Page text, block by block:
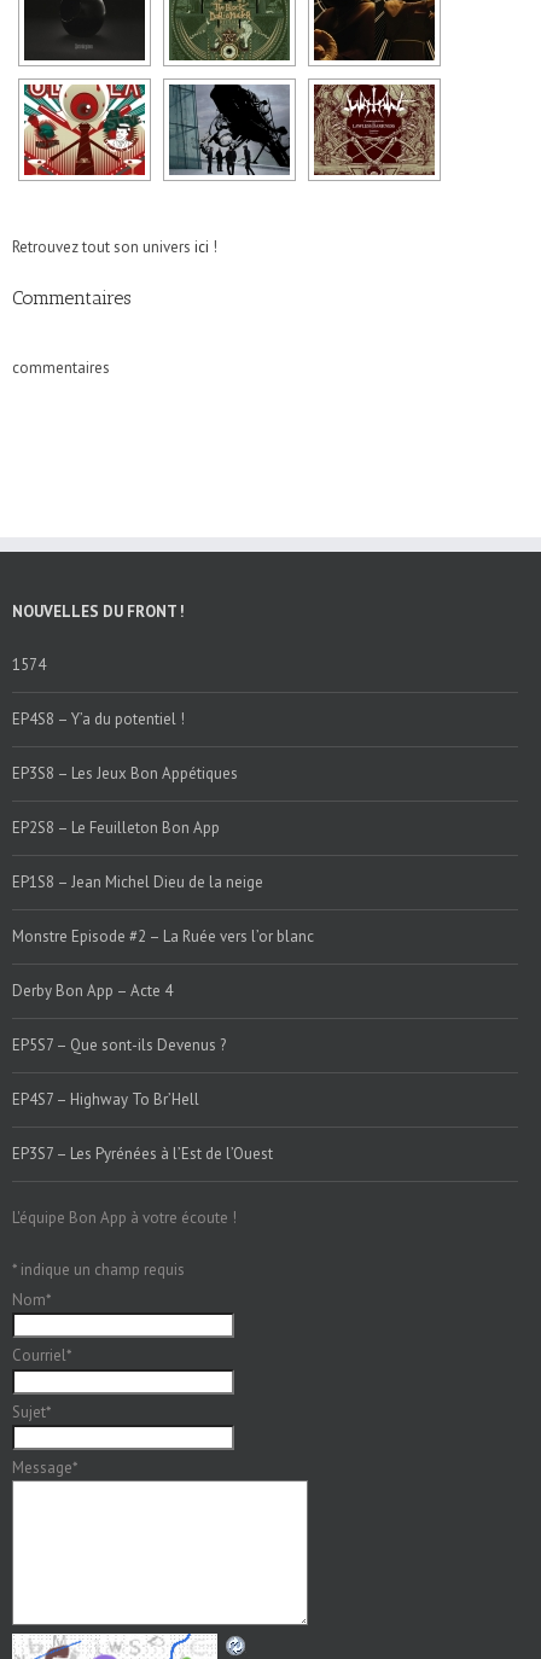
Retrouvez tout son univers ici !
Commentaires
commentaires
NOUVELLES DU FRONT !
1574
EP4S8 – Y’a du potentiel !
EP3S8 – Les Jeux Bon Appétiques
EP2S8 – Le Feuilleton Bon App
EP1S8 – Jean Michel Dieu de la neige
Monstre Episode #2 – La Ruée vers l’or blanc
Derby Bon App – Acte 4
EP5S7 – Que sont-ils Devenus ?
EP4S7 – Highway To Br’Hell
EP3S7 – Les Pyrénées à l’Est de l’Ouest
L'équipe Bon App à votre écoute !
* indique un champ requis
Nom*
Courriel*
Sujet*
Message*